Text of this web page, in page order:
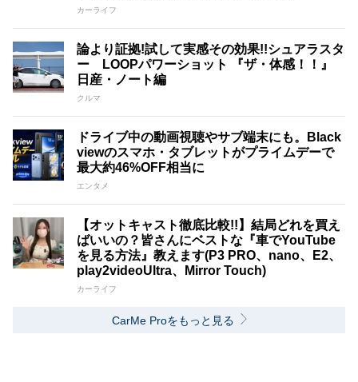
カーライフ
論より証拠!試して実感その効果!!シュアラスタ
ー LOOPパワーショット 『ザ・体感！！』
日産・ノート編
クルマ
ドライブ中の動画視聴やサブ端末にも。Black
viewのスマホ・タブレットがプライムデーで
最大約46%OFF相当に
エンタメ
【オットキャスト徹底比較!!】結局どれを買え
ばいいの？皆さんにベストな『車でYouTube
を見る方法』教えます(P3 PRO、nano、E2、
play2videoUltra、Mirror Touch)
カーライフ
CarMe Proをもっと見る